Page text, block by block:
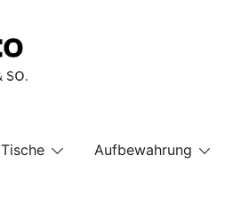
Tische Aufbewahrung